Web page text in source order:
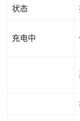
状态
充电中